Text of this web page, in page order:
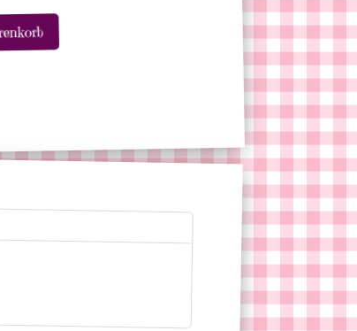
A
l
t
v